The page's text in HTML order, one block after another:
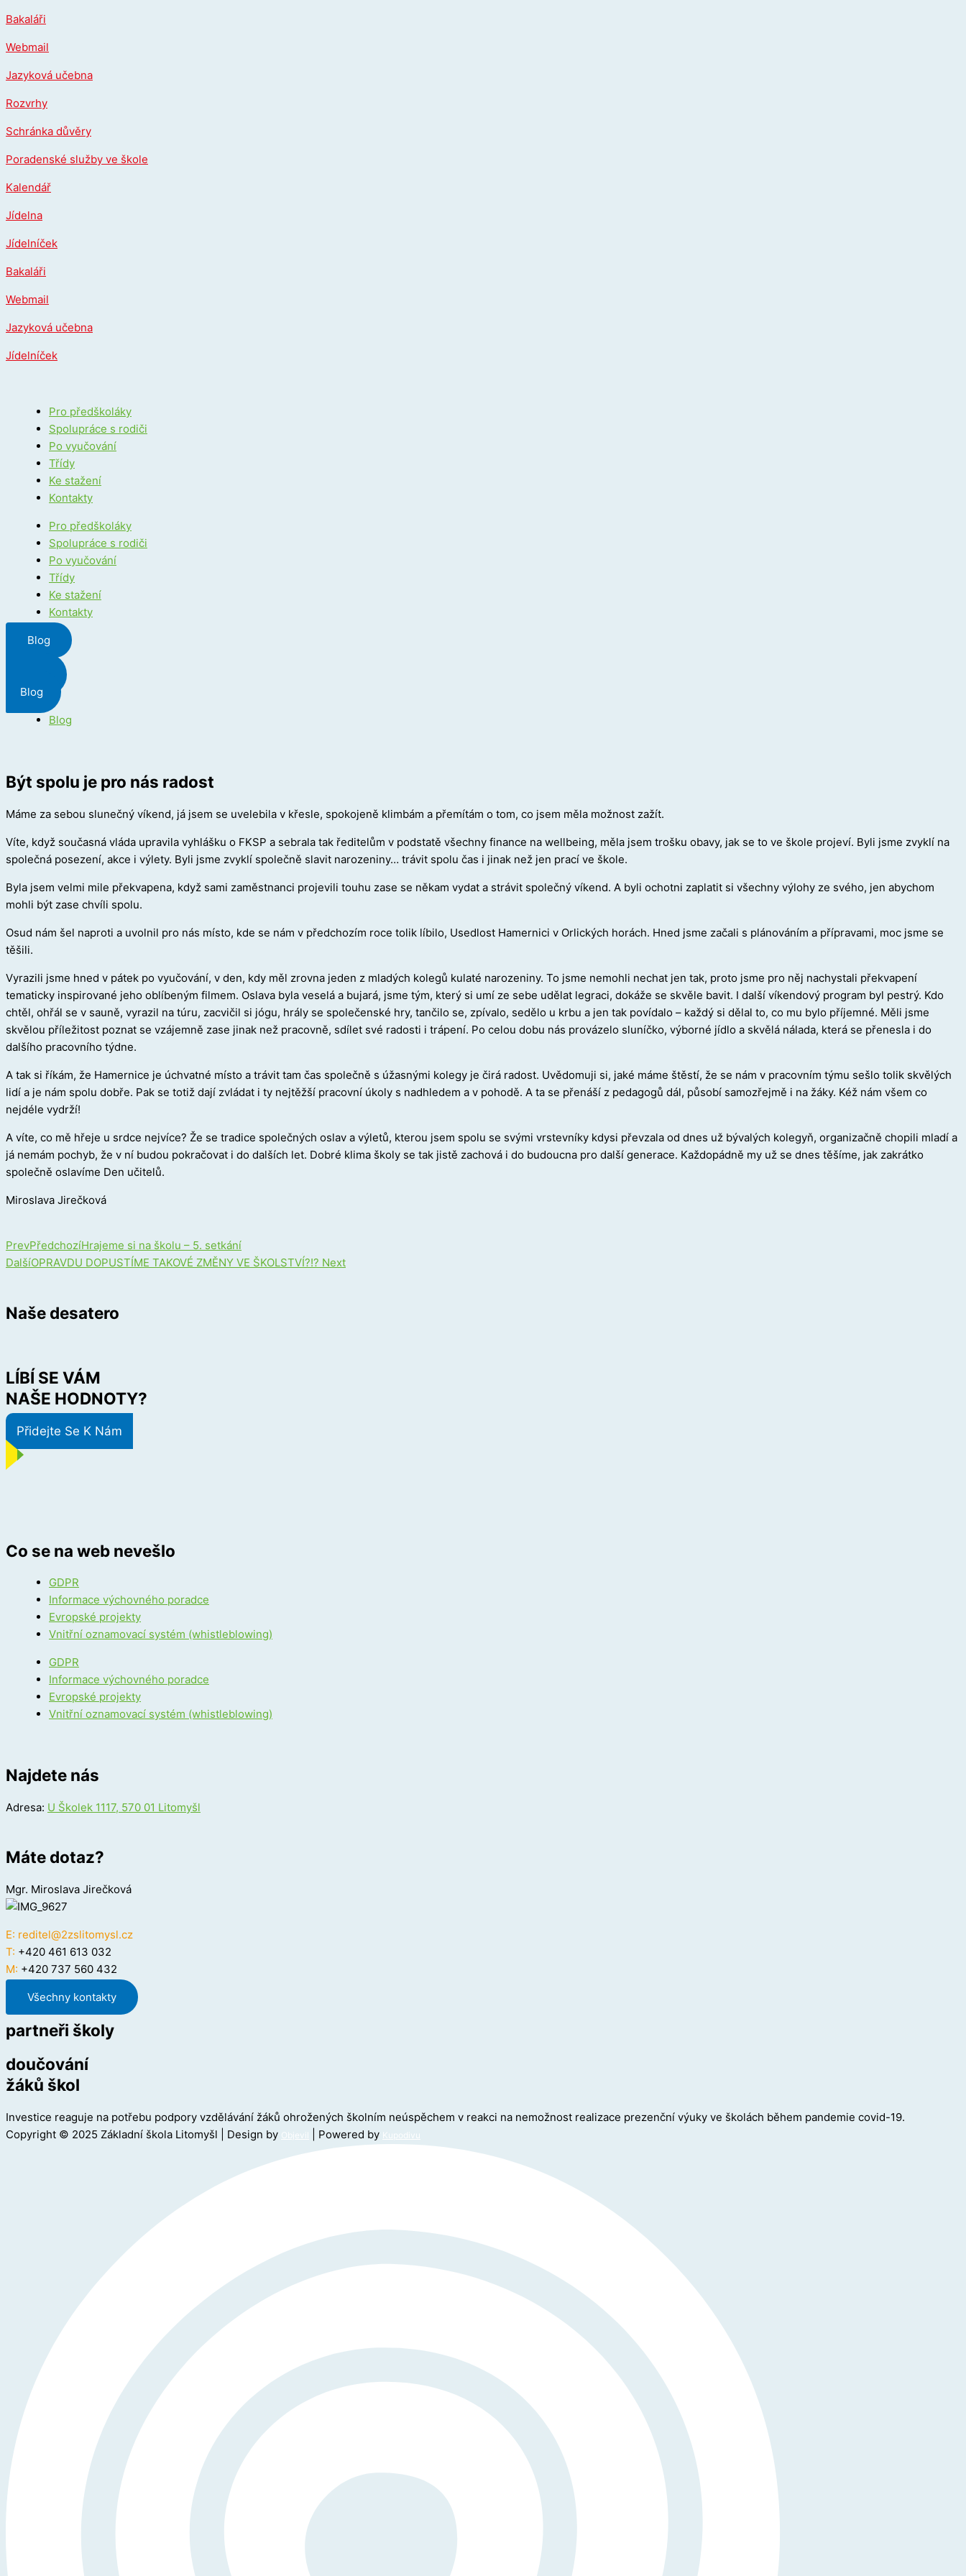
na
obsah
Bakaláři
Webmail
Jazyková učebna
Rozvrhy
Schránka důvěry
Poradenské služby ve škole
Kalendář
Jídelna
Jídelníček
Bakaláři
Webmail
Jazyková učebna
Jídelníček
Pro předškoláky
Spolupráce s rodiči
Po vyučování
Třídy
Ke stažení
Kontakty
Pro předškoláky
Spolupráce s rodiči
Po vyučování
Třídy
Ke stažení
Kontakty
Blog
Blog
Blog
Být spolu je pro nás radost
Máme za sebou slunečný víkend, já jsem se uvelebila v křesle, spokojeně klimbám a přemítám o tom, co jsem měla možnost zažít.
Víte, když současná vláda upravila vyhlášku o FKSP a sebrala tak ředitelům v podstatě všechny finance na wellbeing, měla jsem trošku obavy, jak se to ve škole projeví. Byli jsme zvyklí na
společná posezení, akce i výlety. Byli jsme zvyklí společně slavit narozeniny… trávit spolu čas i jinak než jen prací ve škole.
Byla jsem velmi mile překvapena, když sami zaměstnanci projevili touhu zase se někam vydat a strávit společný víkend. A byli ochotni zaplatit si všechny výlohy ze svého, jen abychom
mohli být zase chvíli spolu.
Osud nám šel naproti a uvolnil pro nás místo, kde se nám v předchozím roce tolik líbilo, Usedlost Hamernici v Orlických horách. Hned jsme začali s plánováním a přípravami, moc jsme se
těšili.
Vyrazili jsme hned v pátek po vyučování, v den, kdy měl zrovna jeden z mladých kolegů kulaté narozeniny. To jsme nemohli nechat jen tak, proto jsme pro něj nachystali překvapení
tematicky inspirované jeho oblíbeným filmem. Oslava byla veselá a bujará, jsme tým, který si umí ze sebe udělat legraci, dokáže se skvěle bavit. I další víkendový program byl pestrý. Kdo
chtěl, ohřál se v sauně, vyrazil na túru, zacvičil si jógu, hrály se společenské hry, tančilo se, zpívalo, sedělo u krbu a jen tak povídalo – každý si dělal to, co mu bylo příjemné. Měli jsme
skvělou příležitost poznat se vzájemně zase jinak než pracovně, sdílet své radosti i trápení. Po celou dobu nás provázelo sluníčko, výborné jídlo a skvělá nálada, která se přenesla i do
dalšího pracovního týdne.
A tak si říkám, že Hamernice je úchvatné místo a trávit tam čas společně s úžasnými kolegy je čirá radost. Uvědomuji si, jaké máme štěstí, že se nám v pracovním týmu sešlo tolik skvělých
lidí a je nám spolu dobře. Pak se totiž dají zvládat i ty nejtěžší pracovní úkoly s nadhledem a v pohodě. A ta se přenáší z pedagogů dál, působí samozřejmě i na žáky. Kéž nám všem co
nejdéle vydrží!
A víte, co mě hřeje u srdce nejvíce? Že se tradice společných oslav a výletů, kterou jsem spolu se svými vrstevníky kdysi převzala od dnes už bývalých kolegyň, organizačně chopili mladí a
já nemám pochyb, že v ní budou pokračovat i do dalších let. Dobré klima školy se tak jistě zachová i do budoucna pro další generace. Každopádně my už se dnes těšíme, jak zakrátko
společně oslavíme Den učitelů.
Miroslava Jirečková
PrevPředchozíHrajeme si na školu – 5. setkání
DalšíOPRAVDU DOPUSTÍME TAKOVÉ ZMĚNY VE ŠKOLSTVÍ?!? Next
Naše desatero
LÍBÍ SE VÁM
NAŠE HODNOTY?
Přidejte Se K Nám
Co se na web nevešlo
GDPR
Informace výchovného poradce
Evropské projekty
Vnitřní oznamovací systém (whistleblowing)
GDPR
Informace výchovného poradce
Evropské projekty
Vnitřní oznamovací systém (whistleblowing)
Najdete nás
Adresa: U Školek 1117, 570 01 Litomyšl
Máte dotaz?
Mgr. Miroslava Jirečková
E: reditel@2zslitomysl.cz
T: +420 461 613 032
M: +420 737 560 432
Všechny kontakty
partneři školy
doučování
žáků škol
Investice reaguje na potřebu podpory vzdělávání žáků ohrožených školním neúspěchem v reakci na nemožnost realizace prezenční výuky ve školách během pandemie covid-19.
Copyright © 2025 Základní škola Litomyšl | Design by Objevil | Powered by Kupodivu